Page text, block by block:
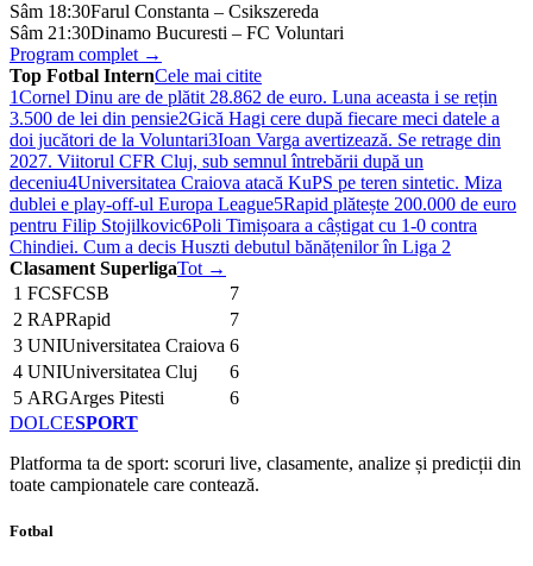
Sâm 18:30Farul Constanta – Csikszereda
Sâm 21:30Dinamo Bucuresti – FC Voluntari
Program complet →
Top Fotbal InternCele mai citite
1Cornel Dinu are de plătit 28.862 de euro. Luna aceasta i se rețin
3.500 de lei din pensie2Gică Hagi cere după fiecare meci datele a
doi jucători de la Voluntari3Ioan Varga avertizează. Se retrage din
2027. Viitorul CFR Cluj, sub semnul întrebării după un
deceniu4Universitatea Craiova atacă KuPS pe teren sintetic. Miza
dublei e play-off-ul Europa League5Rapid plătește 200.000 de euro
pentru Filip Stojilkovic6Poli Timișoara a câștigat cu 1-0 contra
Chindiei. Cum a decis Huszti debutul bănățenilor în Liga 2
Clasament SuperligaTot →
1 FCSFCSB
7
2 RAPRapid
7
3 UNIUniversitatea Craiova 6
4 UNIUniversitatea Cluj
6
5 ARGArges Pitesti
6
DOLCESPORT
Platforma ta de sport: scoruri live, clasamente, analize și predicții din
toate campionatele care contează.
Fotbal